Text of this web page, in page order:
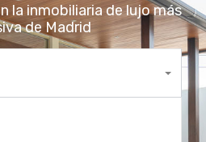
la inmobiliaria de lujo más
de Madrid